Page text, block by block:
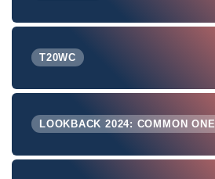
T20WC
LOOKBACK 2024: COMMON ONE